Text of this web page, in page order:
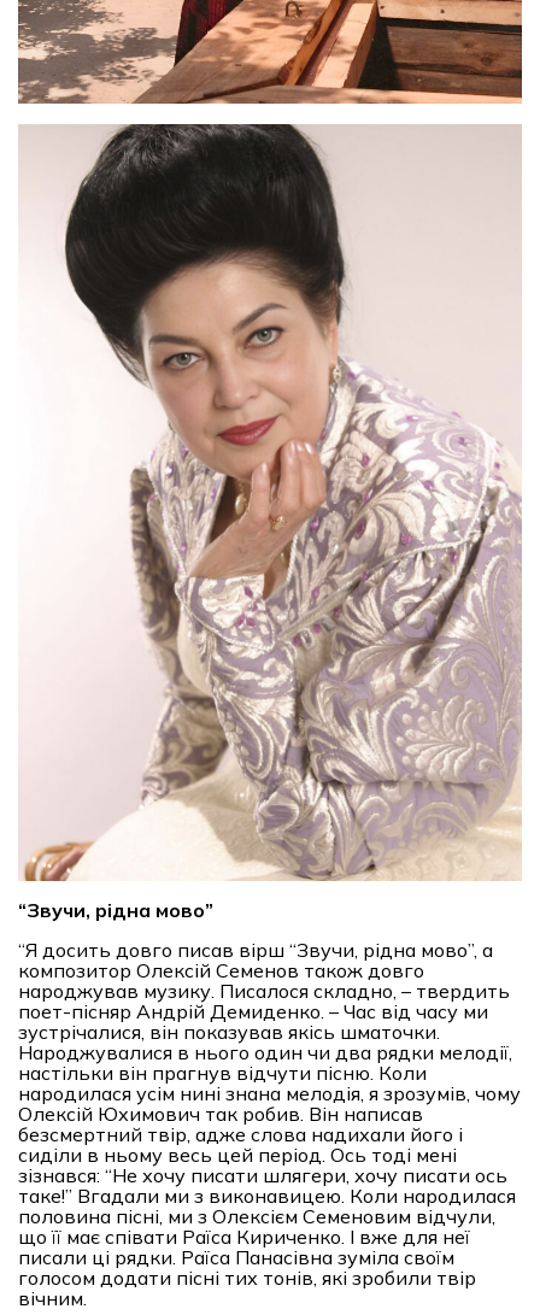
“Звучи, рідна мово”
“Я досить довго писав вірш “Звучи, рідна мово”, а
композитор Олексій Семенов також довго
народжував музику. Писалося складно, – твердить
поет-пісняр Андрій Демиденко. – Час від часу ми
зустрічалися, він показував якісь шматочки.
Народжувалися в нього один чи два рядки мелодії,
настільки він прагнув відчути пісню. Коли
народилася усім нині знана мелодія, я зрозумів, чому
Олексій Юхимович так робив. Він написав
безсмертний твір, адже слова надихали його і
сиділи в ньому весь цей період. Ось тоді мені
зізнався: “Не хочу писати шлягери, хочу писати ось
таке!” Вгадали ми з виконавицею. Коли народилася
половина пісні, ми з Олексієм Семеновим відчули,
що її має співати Раїса Кириченко. І вже для неї
писали ці рядки. Раїса Панасівна зуміла своїм
голосом додати пісні тих тонів, які зробили твір
вічним.